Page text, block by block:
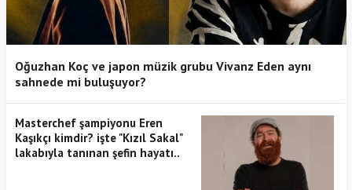
Oğuzhan Koç ve japon müzik grubu Vivanz Eden aynı
sahnede mi buluşuyor?
Masterchef şampiyonu Eren
Kaşıkçı kimdir? işte "Kızıl Sakal"
lakabıyla tanınan şefin hayatı..